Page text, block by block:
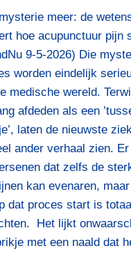
meer: de
hoe acupunctuur pijn
9-5-2026) Die
worden eindelijk
medische wereld.
afdeden als een
laten de nieuwste
ander verhaal zien.
dat zelfs de
kan evenaren,
dat proces start is
Het lijkt
met een naald dat